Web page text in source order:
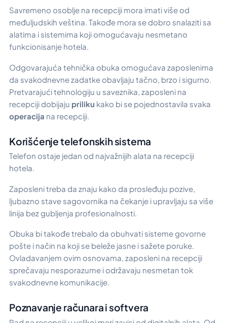
Savremeno osoblje na recepciji mora imati više od
međuljudskih veština. Takođe mora se dobro snalaziti sa
alatima i sistemima koji omogućavaju nesmetano
funkcionisanje hotela.
Odgovarajuća tehnička obuka omogućava zaposlenima
da svakodnevne zadatke obavljaju tačno, brzo i sigurno.
Pretvarajući tehnologiju u saveznika, zaposleni na
recepciji dobijaju priliku kako bi se pojednostavila svaka
operacija na recepciji.
Korišćenje telefonskih sistema
Telefon ostaje jedan od najvažnijih alata na recepciji
hotela.
Zaposleni treba da znaju kako da prosleđuju pozive,
ljubazno stave sagovornika na čekanje i upravljaju sa više
linija bez gubljenja profesionalnosti.
Obuka bi takođe trebalo da obuhvati sisteme govorne
pošte i način na koji se beleže jasne i sažete poruke.
Ovladavanjem ovim osnovama, zaposleni na recepciji
sprečavaju nesporazume i održavaju nesmetan tok
svakodnevne komunikacije.
Poznavanje računara i softvera